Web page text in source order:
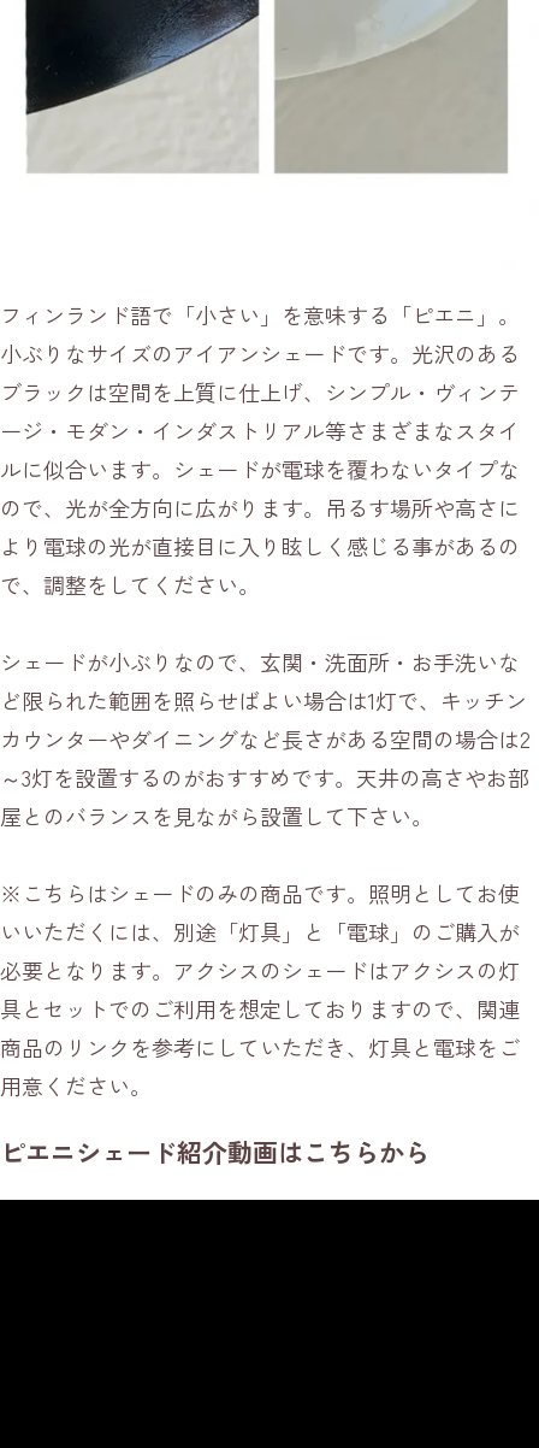
フィンランド語で「小さい」を意味する「ピエニ」。
小ぶりなサイズのアイアンシェードです。光沢のある
ブラックは空間を上質に仕上げ、シンプル・ヴィンテ
ージ・モダン・インダストリアル等さまざまなスタイ
ルに似合います。シェードが電球を覆わないタイプな
ので、光が全方向に広がります。吊るす場所や高さに
より電球の光が直接目に入り眩しく感じる事があるの
で、調整をしてください。
シェードが小ぶりなので、玄関・洗面所・お手洗いな
ど限られた範囲を照らせばよい場合は1灯で、キッチン
カウンターやダイニングなど長さがある空間の場合は2
～3灯を設置するのがおすすめです。天井の高さやお部
屋とのバランスを見ながら設置して下さい。
※こちらはシェードのみの商品です。照明としてお使
いいただくには、別途「灯具」と「電球」のご購入が
必要となります。アクシスのシェードはアクシスの灯
具とセットでのご利用を想定しておりますので、関連
商品のリンクを参考にしていただき、灯具と電球をご
用意ください。
ピエニシェード紹介動画はこちらから